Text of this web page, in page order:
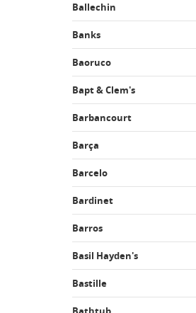
Ballechin
Banks
Baoruco
Bapt & Clem's
Barbancourt
Barça
Barcelo
Bardinet
Barros
Basil Hayden's
Bastille